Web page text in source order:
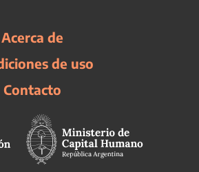
Acerca de
de uso
Contacto